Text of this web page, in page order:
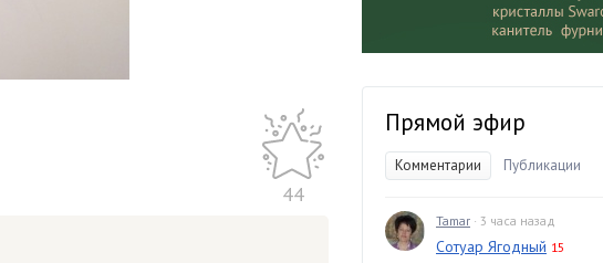
44
Прямой эфир
Комментарии Публикации
Tamar · 3 часа назад
Сотуар Ягодный 15